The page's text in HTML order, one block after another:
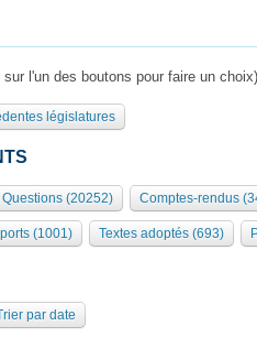
organes
Présidents Bureau Collège des
clés
Bourbon
sur l'un des boutons pour faire un choix)
législatures
Questions (20252) Comptes-rendus
(1001) Textes adoptés (693)
par date